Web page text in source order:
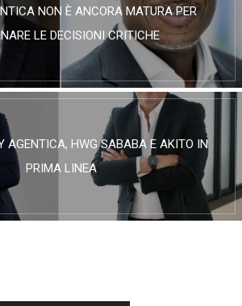
NON È ANCORA MATURA PER
LE DECISIONI CRITICHE
AGENTICA, HWG SABABA E AKITO IN
PRIMA LINEA